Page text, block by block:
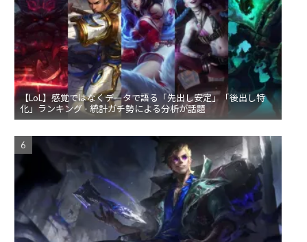
【LoL】感覚ではなくデータで語る「先出し安定」「後出し特
化」ランキング - 統計ガチ勢による分析が話題